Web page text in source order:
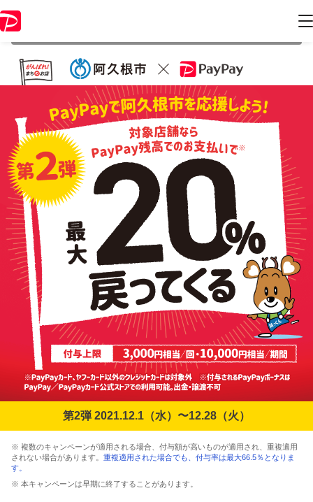
の情報はキャンペーン終了時点のものになります。
第2弾 2021.12.1（水）〜12.28（火）
※ 複数のキャンペーンが適用される場合、付与額が高いものが適用され、重複適用
されない場合があります。 重複適用された場合でも、付与率は最大66.5％となりま
す。
※ 本キャンペーンは早期に終了することがあります。